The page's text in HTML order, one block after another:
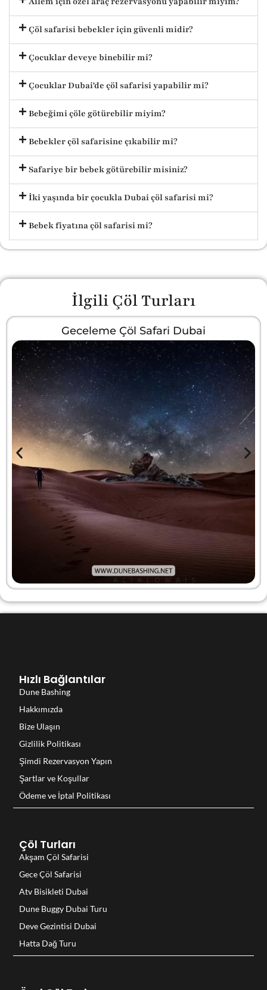
Çöl safarisi bebekler için güvenli midir?
Çocuklar deveye binebilir mi?
Çocuklar Dubai'de çöl safarisi yapabilir mi?
Bebeğimi çöle götürebilir miyim?
Bebekler çöl safarisine çıkabilir mi?
Safariye bir bebek götürebilir misiniz?
İki yaşında bir çocukla Dubai çöl safarisi mi?
Bebek fiyatına çöl safarisi mi?
İlgili Çöl Turları
Geceleme Çöl Safari Dubai
Hızlı Bağlantılar
Dune Bashing
Hakkımızda
Bize Ulaşın
Gizlilik Politikası
Şimdi Rezervasyon Yapın
Şartlar ve Koşullar
Ödeme ve İptal Politikası
Çöl Turları
Akşam Çöl Safarisi
Gece Çöl Safarisi
Atv Bisikleti Dubai
Dune Buggy Dubai Turu
Deve Gezintisi Dubai
Hatta Dağ Turu